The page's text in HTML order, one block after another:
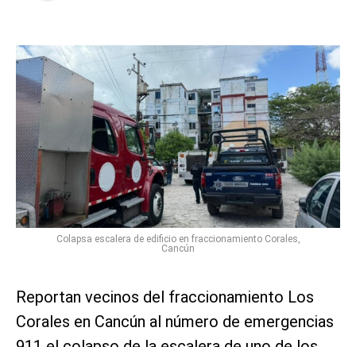
Colapsa escalera de edificio en fraccionamiento Corales,
Cancún
Reportan vecinos del fraccionamiento Los
Corales en Cancún al número de emergencias